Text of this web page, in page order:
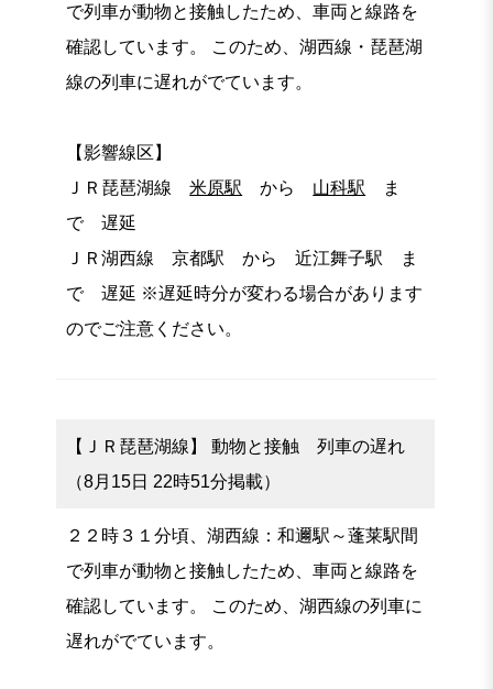
で列車が動物と接触したため、車両と線路を
確認しています。 このため、湖西線・琵琶湖
線の列車に遅れがでています。
【影響線区】
ＪＲ琵琶湖線米原駅 から 山科駅 ま
で 遅延
ＪＲ湖西線 京都駅 から 近江舞子駅 ま
で 遅延 ※遅延時分が変わる場合があります
のでご注意ください。
【ＪＲ琵琶湖線】 動物と接触 列車の遅れ
（8月15日 22時51分掲載）
２２時３１分頃、湖西線：和邇駅～蓬莱駅間
で列車が動物と接触したため、車両と線路を
確認しています。 このため、湖西線の列車に
遅れがでています。